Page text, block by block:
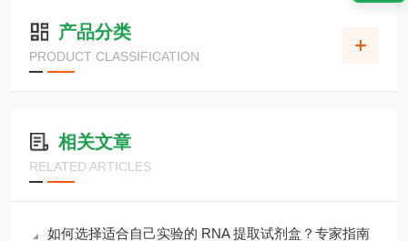
产品分类
PRODUCT CLASSIFICATION
相关文章
RELATED ARTICLES
如何选择适合自己实验的 RNA 提取试剂盒？专家指南